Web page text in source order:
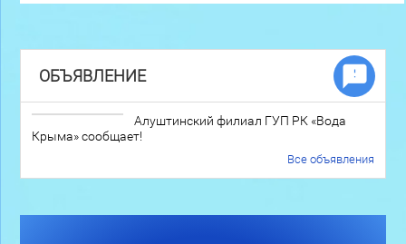
ОБЪЯВЛЕНИЕ
Алуштинский филиал ГУП РК «Вода
Крыма» сообщает!
Все объявления